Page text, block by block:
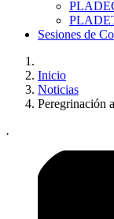
Sesiones de
Inicio
Noticias
Peregrinación
.